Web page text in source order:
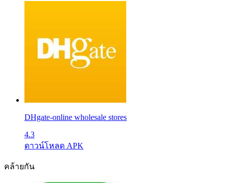
DHgate-online wholesale stores
4.3
ดาวน์โหลด APK
คล้ายกัน